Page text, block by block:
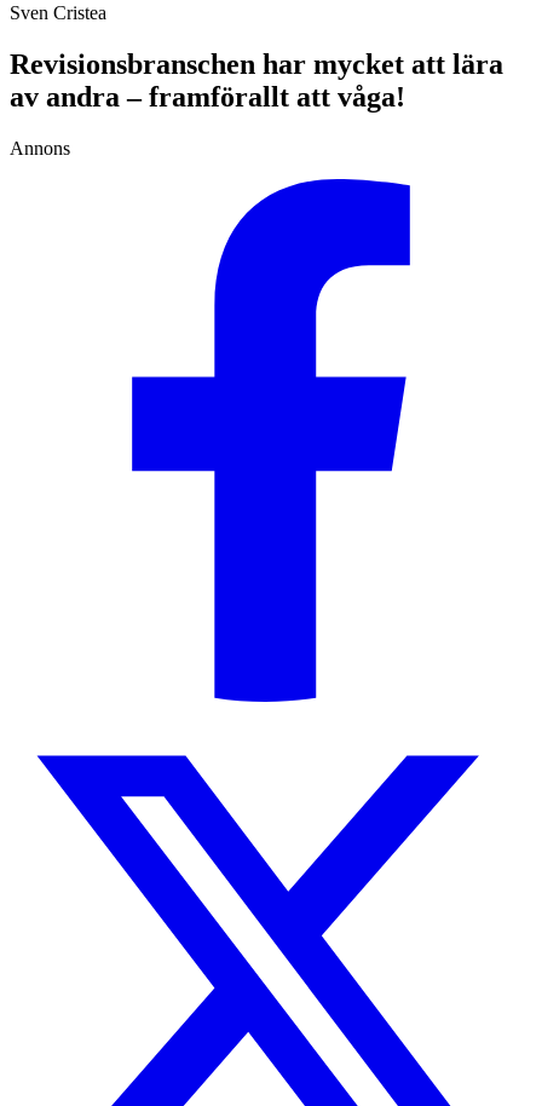
Sven Cristea
Revisionsbranschen har mycket att lära
av andra – framförallt att våga!
Annons